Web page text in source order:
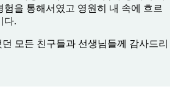
험을 통해서였고 영원히 내 속에 흐르
다.
모든 친구들과 선생님들께 감사드리